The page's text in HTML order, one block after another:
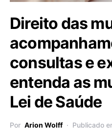
Direito das
consultas e
entenda as
Lei de Saúde
Por Arion Wolff Publicado